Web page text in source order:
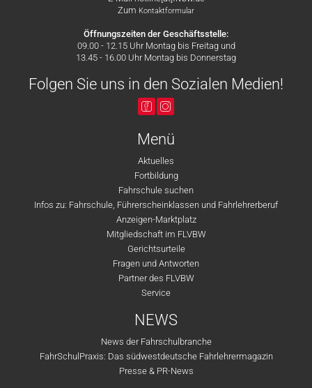
Zum Kontaktformular
Öffnungszeiten der Geschäftsstelle:
09.00 - 12.15 Uhr Montag bis Freitag und
13.45 - 16.00 Uhr Montag bis Donnerstag
Folgen Sie uns in den Sozialen Medien!
Menü
Aktuelles
Fortbildung
Fahrschule suchen
Infos zu: Fahrschule, Führerscheinklassen und Fahrlehrerberuf
Anzeigen-Marktplatz
Mitgliedschaft im FLVBW
Gerichtsurteile
Fragen und Antworten
Partner des FLVBW
Service
NEWS
News der Fahrschulbranche
FahrSchulPraxis: Das südwestdeutsche Fahrlehrermagazin
Presse & PR-News